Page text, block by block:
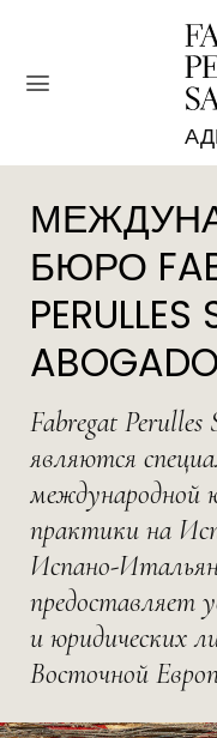
content
БЮРО
PERULLES
Fabregat Perulles
являются
международной
практики на
Испано-
предоставляет
и юридических
Восточной